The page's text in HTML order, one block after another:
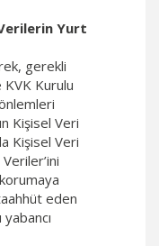
Yurt
gerekli
Kurulu
Kişisel Veri
Kişisel Veri
eden